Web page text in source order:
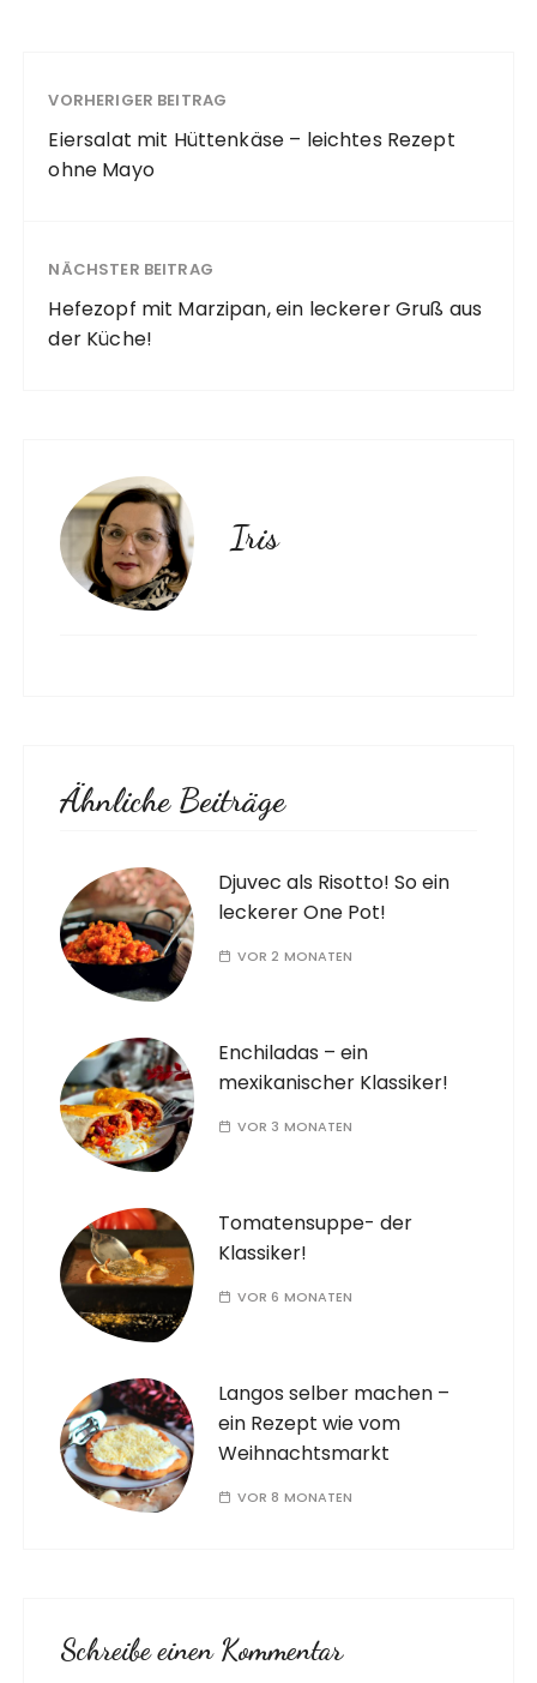
VORHERIGER BEITRAG
Eiersalat mit Hüttenkäse – leichtes Rezept
ohne Mayo
NÄCHSTER BEITRAG
Hefezopf mit Marzipan, ein leckerer Gruß aus
der Küche!
Iris
Ähnliche Beiträge
Djuvec als Risotto! So ein
leckerer One Pot!
VOR 2 MONATEN
Enchiladas – ein
mexikanischer Klassiker!
VOR 3 MONATEN
Tomatensuppe- der
Klassiker!
VOR 6 MONATEN
Langos selber machen –
ein Rezept wie vom
Weihnachtsmarkt
VOR 8 MONATEN
Schreibe einen Kommentar